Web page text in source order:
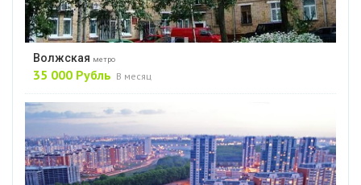
Волжская метро
35 000 Рубль В месяц